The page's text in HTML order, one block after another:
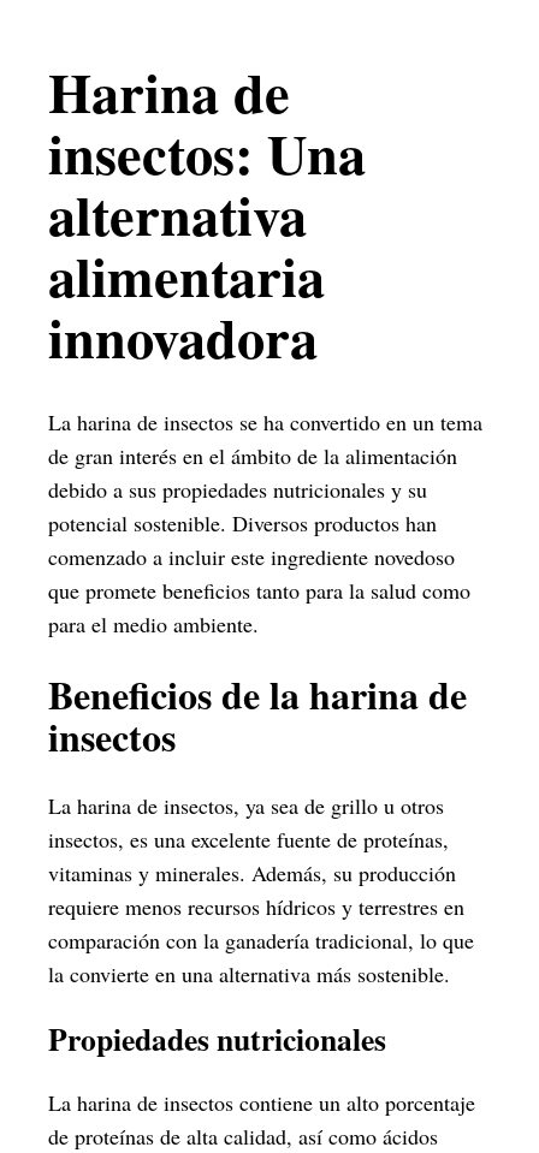
Harina de
insectos: Una
alternativa
alimentaria
innovadora
La harina de insectos se ha convertido en un tema
de gran interés en el ámbito de la alimentación
debido a sus propiedades nutricionales y su
potencial sostenible. Diversos productos han
comenzado a incluir este ingrediente novedoso
que promete beneficios tanto para la salud como
para el medio ambiente.
Beneficios de la harina de
insectos
La harina de insectos, ya sea de grillo u otros
insectos, es una excelente fuente de proteínas,
vitaminas y minerales. Además, su producción
requiere menos recursos hídricos y terrestres en
comparación con la ganadería tradicional, lo que
la convierte en una alternativa más sostenible.
Propiedades nutricionales
La harina de insectos contiene un alto porcentaje
de proteínas de alta calidad, así como ácidos